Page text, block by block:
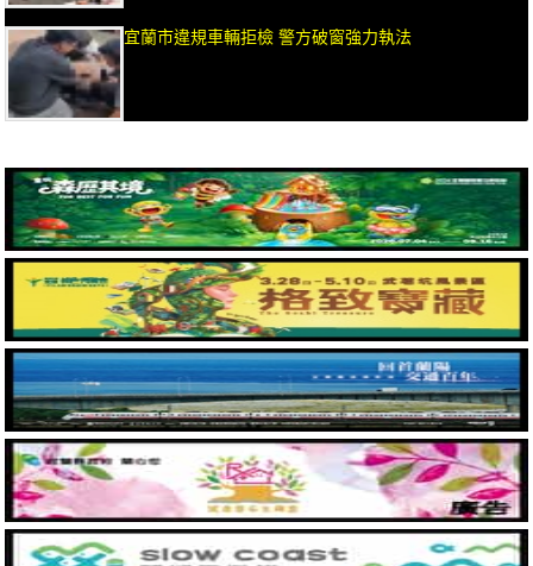
宜蘭市違規車輛拒檢 警方破窗強力執法